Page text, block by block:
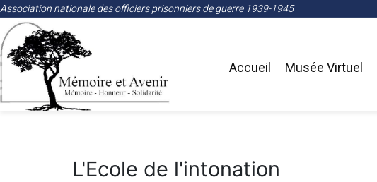
Association nationale des officiers prisonniers de guerre 1939-1945
Accueil Musée Virtuel
L'Ecole de l'intonation